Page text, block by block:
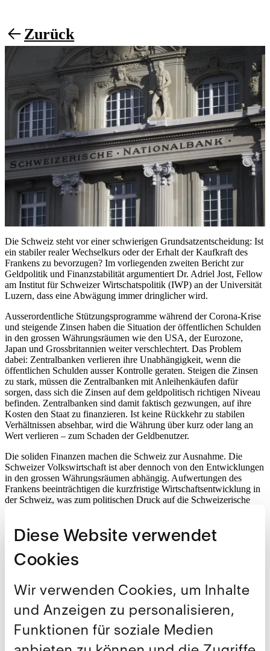
Diese Website verwendet
Cookies
Wir verwenden Cookies, um Inhalte
und Anzeigen zu personalisieren,
Funktionen für soziale Medien
Zurück
Die Schweiz steht vor einer schwierigen Grundsatzentscheidung: Ist
ein stabiler realer Wechselkurs oder der Erhalt der Kaufkraft des
Frankens zu bevorzugen? Im vorliegenden zweiten Bericht zur
Geldpolitik und Finanzstabilität argumentiert Dr. Adriel Jost, Fellow
am Institut für Schweizer Wirtschatspolitik (IWP) an der Universität
Luzern, dass eine Abwägung immer dringlicher wird.
Ausserordentliche Stützungsprogramme während der Corona-Krise
und steigende Zinsen haben die Situation der öffentlichen Schulden
in den grossen Währungsräumen wie den USA, der Eurozone,
Japan und Grossbritannien weiter verschlechtert. Das Problem
dabei: Zentralbanken verlieren ihre Unabhängigkeit, wenn die
öffentlichen Schulden ausser Kontrolle geraten. Steigen die Zinsen
zu stark, müssen die Zentralbanken mit Anleihenkäufen dafür
sorgen, dass sich die Zinsen auf dem geldpolitisch richtigen Niveau
befinden. Zentralbanken sind damit faktisch gezwungen, auf ihre
Kosten den Staat zu finanzieren. Ist keine Rückkehr zu stabilen
Verhältnissen absehbar, wird die Währung über kurz oder lang an
Wert verlieren – zum Schaden der Geldbenutzer.
Die soliden Finanzen machen die Schweiz zur Ausnahme. Die
Schweizer Volkswirtschaft ist aber dennoch von den Entwicklungen
in den grossen Währungsräumen abhängig. Aufwertungen des
Frankens beeinträchtigen die kurzfristige Wirtschaftsentwicklung in
der Schweiz, was zum politischen Druck auf die Schweizerische
Nationalbank (SNB) führt, für einen stabilen Wechselkurs zu
Fremdwährungen kaufen. Mit dem Kauf der Fremdwährungen
verhält sich die SNB aber ähnlich wie die Zentralbanken der
verschuldeten Länder. Und damit gilt auch für die SNB: Ohne
Rückkehr zu einer stabilen Verschuldungssituation in den grossen
gesetzt, was schliesslich auch die Kaufkraft des Frankens gefährdet.
Will die SNB diese Risiken verhindern, wird sie in zukünftigen
Krisen vermehrt auf Devisenmarktinterventionen verzichten müssen.
Welche Massnahmen der SNB helfen würden, diesem politischen